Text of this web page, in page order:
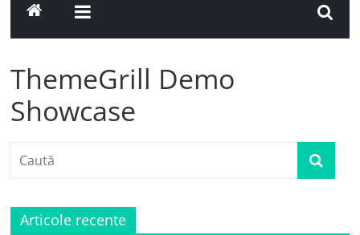
ThemeGrill Demo
Showcase
Articole recente